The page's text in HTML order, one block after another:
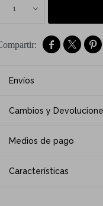
1
  
Envíos
Cambios y
Medios de pago
Características